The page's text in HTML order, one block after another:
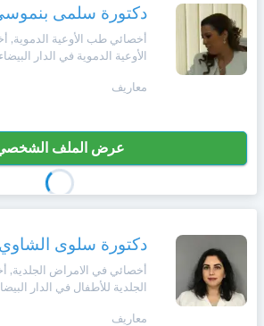
دكتورة سلمى
أخصائي طب الأوعية
الأوعية الدموية في الدار البيضاء
معاريف
عرض الملف
دكتورة سلوى الشاوي
أخصائي في الامراض الجلدية,
الجلدية للأطفال في الدار
معاريف